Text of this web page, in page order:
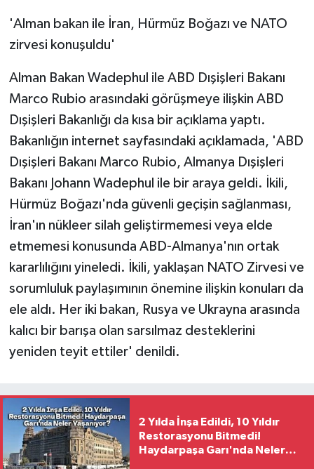
'Alman bakan ile İran, Hürmüz Boğazı ve NATO
zirvesi konuşuldu'
Alman Bakan Wadephul ile ABD Dışişleri Bakanı
Marco Rubio arasındaki görüşmeye ilişkin ABD
Dışişleri Bakanlığı da kısa bir açıklama yaptı.
Bakanlığın internet sayfasındaki açıklamada, 'ABD
Dışişleri Bakanı Marco Rubio, Almanya Dışişleri
Bakanı Johann Wadephul ile bir araya geldi. İkili,
Hürmüz Boğazı'nda güvenli geçişin sağlanması,
İran'ın nükleer silah geliştirmemesi veya elde
etmemesi konusunda ABD-Almanya'nın ortak
kararlılığını yineledi. İkili, yaklaşan NATO Zirvesi ve
sorumluluk paylaşımının önemine ilişkin konuları da
ele aldı. Her iki bakan, Rusya ve Ukrayna arasında
kalıcı bir barışa olan sarsılmaz desteklerini
yeniden teyit ettiler' denildi.
2 Yılda İnşa Edildi, 10 Yıldır
Restorasyonu Bitmedi!
Haydarpaşa Garı'nda Neler